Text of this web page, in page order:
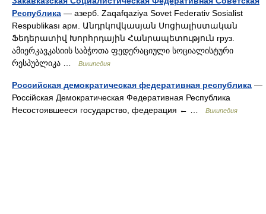
Республика — азерб. Zaqafqaziya Sovet Federativ Sosialist
Respublikası арм. Անդրկովկասյան Սոցիալիստական
Ֆեդերատիվ Խորհրդային Հանրապետություն груз.
ამიერკავკასიის საბჭოთა ფედერაციული სოციალისტური
რესპუბლიკა …
Википедия
Российская демократическая федеративная республика —
Россійская Демократическая Федеративная Республика
Несостоявшееся государство, федерация ← …
Википедия